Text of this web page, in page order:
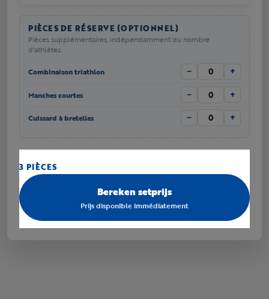
PIÈCES DE RÉSERVE (OPTIONNEL)
Pièces supplémentaires, indépendamment du nombre
d'athlètes.
Combinaison triathlon − +
Manches courtes − +
Cuissard à bretelles − +
3 PIÈCES
Bereken setprijs
Prijs disponible immédiatement